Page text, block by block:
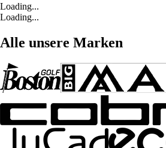
Loading...
Loading...
Alle unsere Marken